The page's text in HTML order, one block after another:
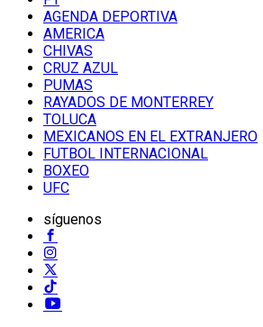
AGENDA DEPORTIVA
AMERICA
CHIVAS
CRUZ AZUL
PUMAS
RAYADOS DE MONTERREY
TOLUCA
MEXICANOS EN EL EXTRANJERO
FUTBOL INTERNACIONAL
BOXEO
UFC
síguenos